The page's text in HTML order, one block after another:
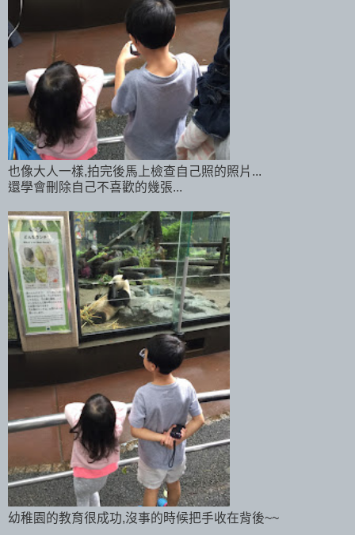
也像大人一樣,拍完後馬上檢查自己照的照片...
還學會刪除自己不喜歡的幾張...
幼稚園的教育很成功,沒事的時候把手收在背後~~